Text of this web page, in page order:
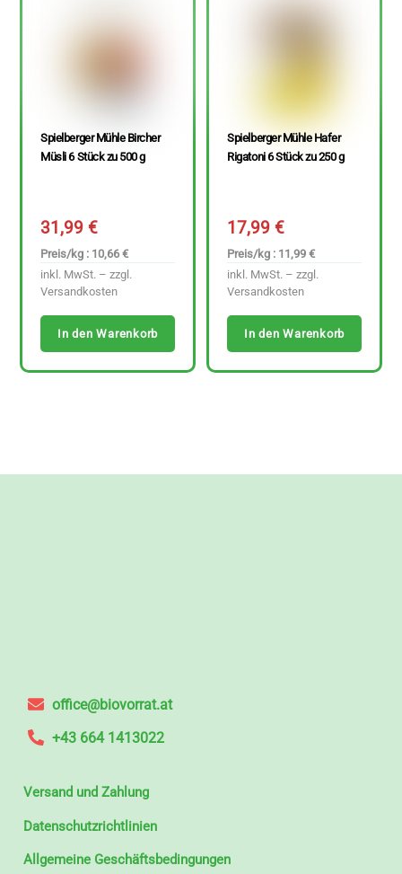
Spielberger Mühle Bircher
Müsli 6 Stück zu 500 g
31,99€
Preis/kg : 10,66 €
inkl. MwSt. – zzgl.
Versandkosten
In den Warenkorb
Spielberger Mühle Hafer
Rigatoni 6 Stück zu 250 g
17,99€
Preis/kg : 11,99 €
inkl. MwSt. – zzgl.
Versandkosten
In den Warenkorb
office@biovorrat.at
+43 664 1413022
Versand und Zahlung
Datenschutzrichtlinien
Allgemeine Geschäftsbedingungen